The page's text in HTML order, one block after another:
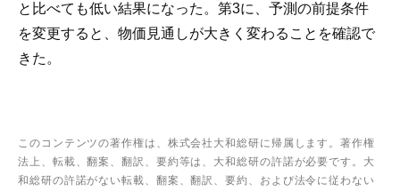
と比べても低い結果になった。第3に、予測の前提条件
を変更すると、物価見通しが大きく変わることを確認で
きた。
このコンテンツの著作権は、株式会社大和総研に帰属します。著作権
法上、転載、翻案、翻訳、要約等は、大和総研の許諾が必要です。大
和総研の許諾がない転載、翻案、翻訳、要約、および法令に従わない